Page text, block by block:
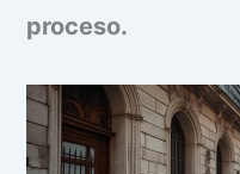
proceso.